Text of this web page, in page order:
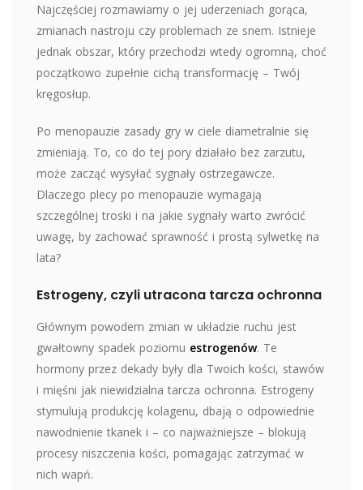
Najczęściej rozmawiamy o jej uderzeniach gorąca,
zmianach nastroju czy problemach ze snem. Istnieje
jednak obszar, który przechodzi wtedy ogromną, choć
początkowo zupełnie cichą transformację – Twój
kręgosłup.
Po menopauzie zasady gry w ciele diametralnie się
zmieniają. To, co do tej pory działało bez zarzutu,
może zacząć wysyłać sygnały ostrzegawcze.
Dlaczego plecy po menopauzie wymagają
szczególnej troski i na jakie sygnały warto zwrócić
uwagę, by zachować sprawność i prostą sylwetkę na
lata?
Estrogeny, czyli utracona tarcza ochronna
Głównym powodem zmian w układzie ruchu jest
gwałtowny spadek poziomu estrogenów. Te
hormony przez dekady były dla Twoich kości, stawów
i mięśni jak niewidzialna tarcza ochronna. Estrogeny
stymulują produkcję kolagenu, dbają o odpowiednie
nawodnienie tkanek i – co najważniejsze – blokują
procesy niszczenia kości, pomagając zatrzymać w
nich wapń.